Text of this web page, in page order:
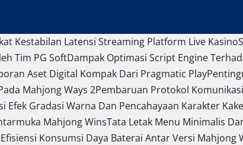
Kestabilan Latensi Streaming Platform Live Kasino
Tim PG SoftDampak Optimasi Script Engine
Aset Digital Kompak Dari Pragmatic Play
Mahjong Ways 2Pembaruan Protokol
Efek Gradasi Warna Dan Pencahayaan Karakter
Mahjong WinsTata Letak Menu Minimalis
Konsumsi Daya Baterai Antar Versi Mahjong